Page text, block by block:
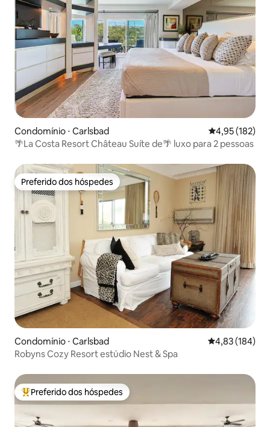
Condomínio ⋅ Carlsbad 4,95 de uma
4,95 (182)
🌴La Costa Resort Château Suíte de🌴 luxo para 2 pessoas
Preferido dos hóspedes
Preferido dos hóspedes
Condomínio ⋅ Carlsbad 4,83 de uma
4,83 (184)
Robyns Cozy Resort estúdio Nest & Spa
Entre os melhores preferidos dos hóspedes
Preferido dos hóspedes